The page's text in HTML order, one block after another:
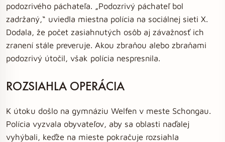
podozrivého páchateľa. „Podozrivý páchateľ bol
zadržaný,“ uviedla miestna polícia na sociálnej sieti X.
Dodala, že počet zasiahnutých osôb aj závažnosť ich
zranení stále preveruje. Akou zbraňou alebo zbraňami
podozrivý útočil, však polícia nespresnila.
ROZSIAHLA OPERÁCIA
K útoku došlo na gymnáziu Welfen v meste Schongau.
Polícia vyzvala obyvateľov, aby sa oblasti naďalej
vyhýbali, keďže na mieste pokračuje rozsiahla